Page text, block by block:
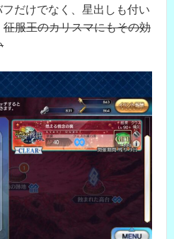
だけでなく、星出しも付い
征服王のカリスマにもその効